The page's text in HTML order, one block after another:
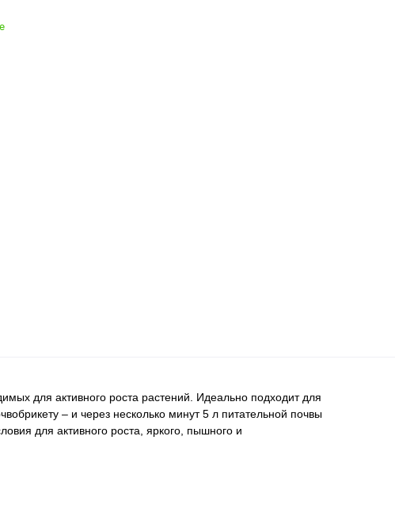
для активного роста растений. Идеально подходит для
– и через несколько минут 5 л питательной почвы
для активного роста, яркого, пышного и